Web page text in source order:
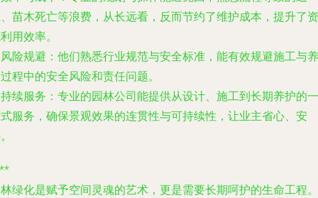
苗木死亡等浪费，从长远看，反而节约了维护成本，提升了资
用效率。
风险规避 ：他们熟悉行业规范与安全标准，能有效规避施工与养
程中的安全风险和责任问题。
持续服务 ：专业的园林公司能提供从设计、施工到长期养护的一
服务，确保景观效果的连贯性与可持续性，让业主省心、安
绿化是赋予空间灵魂的艺术，更是需要长期呵护的生命工程。